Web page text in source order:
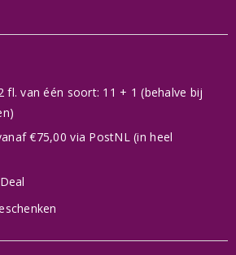
fl. van één soort: 11 + 1 (behalve bij
€75,00 via PostNL (in heel